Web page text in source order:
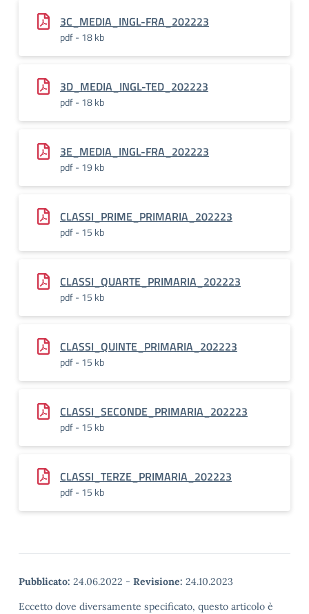
3C_MEDIA_INGL-FRA_202223
pdf - 18 kb
3D_MEDIA_INGL-TED_202223
pdf - 18 kb
3E_MEDIA_INGL-FRA_202223
pdf - 19 kb
CLASSI_PRIME_PRIMARIA_202223
pdf - 15 kb
CLASSI_QUARTE_PRIMARIA_202223
pdf - 15 kb
CLASSI_QUINTE_PRIMARIA_202223
pdf - 15 kb
CLASSI_SECONDE_PRIMARIA_202223
pdf - 15 kb
CLASSI_TERZE_PRIMARIA_202223
pdf - 15 kb
Pubblicato: 24.06.2022 - Revisione: 24.10.2023
Eccetto dove diversamente specificato, questo articolo è